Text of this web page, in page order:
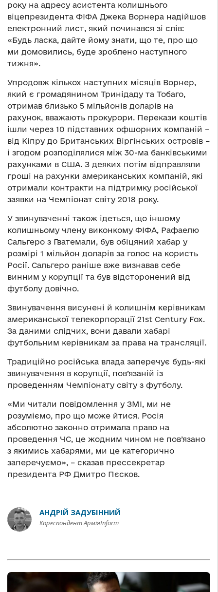
року на адресу асистента колишнього
віцепрезидента ФІФА Джека Ворнера надійшов
електронний лист, який починався зі слів:
«Будь ласка, дайте йому знати, що те, про що
ми домовились, буде зроблено наступного
тижня».
Упродовж кількох наступних місяців Ворнер,
який є громадянином Тринідаду та Тобаго,
отримав близько 5 мільйонів доларів на
рахунок, вважають прокурори. Перекази коштів
ішли через 10 підставних офшорних компаній –
від Кіпру до Британських Віргінських островів –
і згодом розподілялися між 30-ма банківськими
рахунками в США. З деяких потім відправляли
гроші на рахунки американських компаній, які
отримали контракти на підтримку російської
заявки на Чемпіонат світу 2018 року.
У звинуваченні також ідеться, що іншому
колишньому члену виконкому ФІФА, Рафаелю
Сальгеро з Гватемали, був обіцяний хабар у
розмірі 1 мільйон доларів за голос на користь
Росії. Сальгеро раніше вже визнавав себе
винним у корупції та був відсторонений від
футболу довічно.
Звинувачення висунені й колишнім керівникам
американської телекорпорації 21st Century Fox.
За даними слідчих, вони давали хабарі
футбольним керівникам за права на трансляції.
Традиційно російська влада заперечує будь-які
звинувачення в корупції, пов’язаній із
проведенням Чемпіонату світу з футболу.
«Ми читали повідомлення у ЗМІ, ми не
розуміємо, про що може йтися. Росія
абсолютно законно отримала право на
проведення ЧС, це жодним чином не пов’язано
з якимись хабарями, ми це категорично
заперечуємо», – сказав прессекретар
президента РФ Дмитро Пєсков.
АНДРІЙ ЗАДУБІННИЙ
Кореспондент АрміяInform